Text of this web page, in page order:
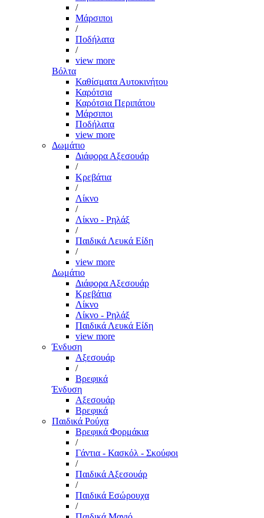
/
Μάρσιποι
/
Ποδήλατα
/
view more
Βόλτα
Καθίσματα Αυτοκινήτου
Καρότσια
Καρότσια Περιπάτου
Μάρσιποι
Ποδήλατα
view more
Δωμάτιο
Διάφορα Αξεσουάρ
/
Κρεβάτια
/
Λίκνο
/
Λίκνο - Ρηλάξ
/
Παιδικά Λευκά Είδη
/
view more
Δωμάτιο
Διάφορα Αξεσουάρ
Κρεβάτια
Λίκνο
Λίκνο - Ρηλάξ
Παιδικά Λευκά Είδη
view more
Ένδυση
Αξεσουάρ
/
Βρεφικά
Ένδυση
Αξεσουάρ
Βρεφικά
Παιδικά Ρούχα
Βρεφικά Φορμάκια
/
Γάντια - Κασκόλ - Σκούφοι
/
Παιδικά Αξεσουάρ
/
Παιδικά Εσώρουχα
/